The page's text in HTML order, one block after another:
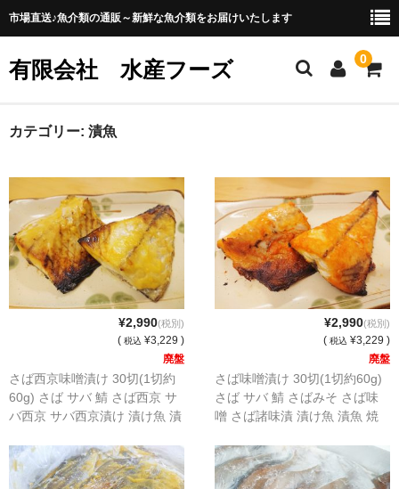
市場直送♪魚介類の通販～新鮮な魚介類をお届けいたします
有限会社 水産フーズ 0
ホーム
お買い物ガイド
会社概要
プライバシーポリシー
カテゴリー: 漬魚
¥2,990(税別)
( 税込 ¥3,229 )
廃盤
さば西京味噌漬け 30切(1切約
60g) さば サバ 鯖 さば西京 サ
バ西京 サバ西京漬け 漬け魚 漬
(copy)
¥2,990(税別)
( 税込 ¥3,229 )
廃盤
さば味噌漬け 30切(1切約60g)
さば サバ 鯖 さばみそ さば味
噌 さば諸味漬 漬け魚 漬魚 焼